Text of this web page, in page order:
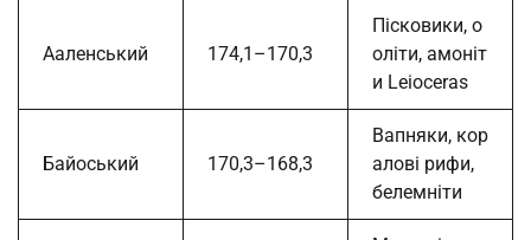
Ааленський 174,1–170,3
Пісковики, о
оліти, амоніт
и Leioceras
Байоський 170,3–168,3
Вапняки, кор
алові рифи,
белемніти